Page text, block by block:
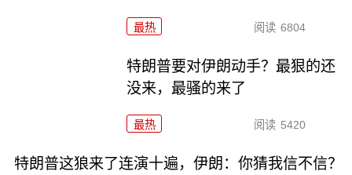
最热 阅读 6804
特朗普要对伊朗动手？最狠的还
没来，最骚的来了
最热 阅读 5420
特朗普这狼来了连演十遍，伊朗：你猜我信不信？